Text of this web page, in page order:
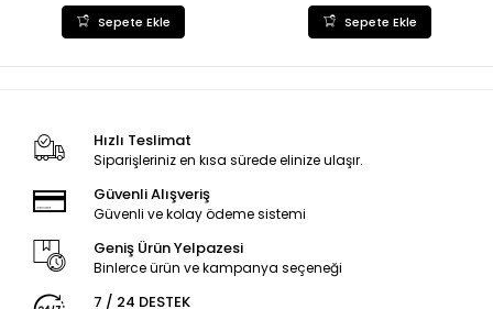
Sepete Ekle Sepete Ekle
Hızlı Teslimat
Siparişleriniz en kısa sürede elinize ulaşır.
Güvenli Alışveriş
Güvenli ve kolay ödeme sistemi
Geniş Ürün Yelpazesi
Binlerce ürün ve kampanya seçeneği
7 / 24 DESTEK